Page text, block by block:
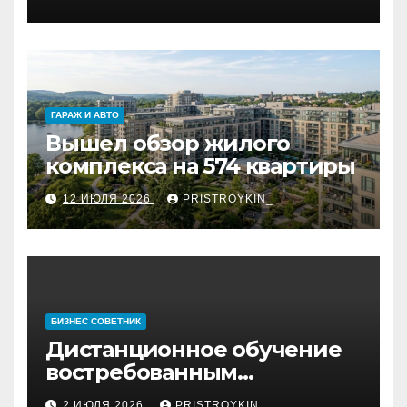
ёлкой
ГАРАЖ И АВТО
Вышел обзор жилого
комплекса на 574 квартиры
12 ИЮЛЯ 2026 PRISTROYKIN_
БИЗНЕС СОВЕТНИК
Дистанционное обучение
востребованным
профессиям